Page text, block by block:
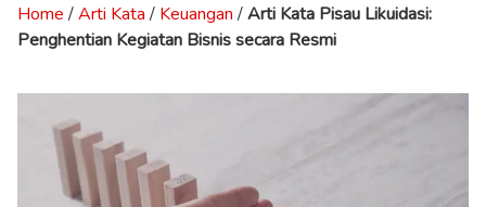
Home /Arti Kata / Keuangan /Arti Kata Pisau Likuidasi:
Penghentian Kegiatan Bisnis secara Resmi